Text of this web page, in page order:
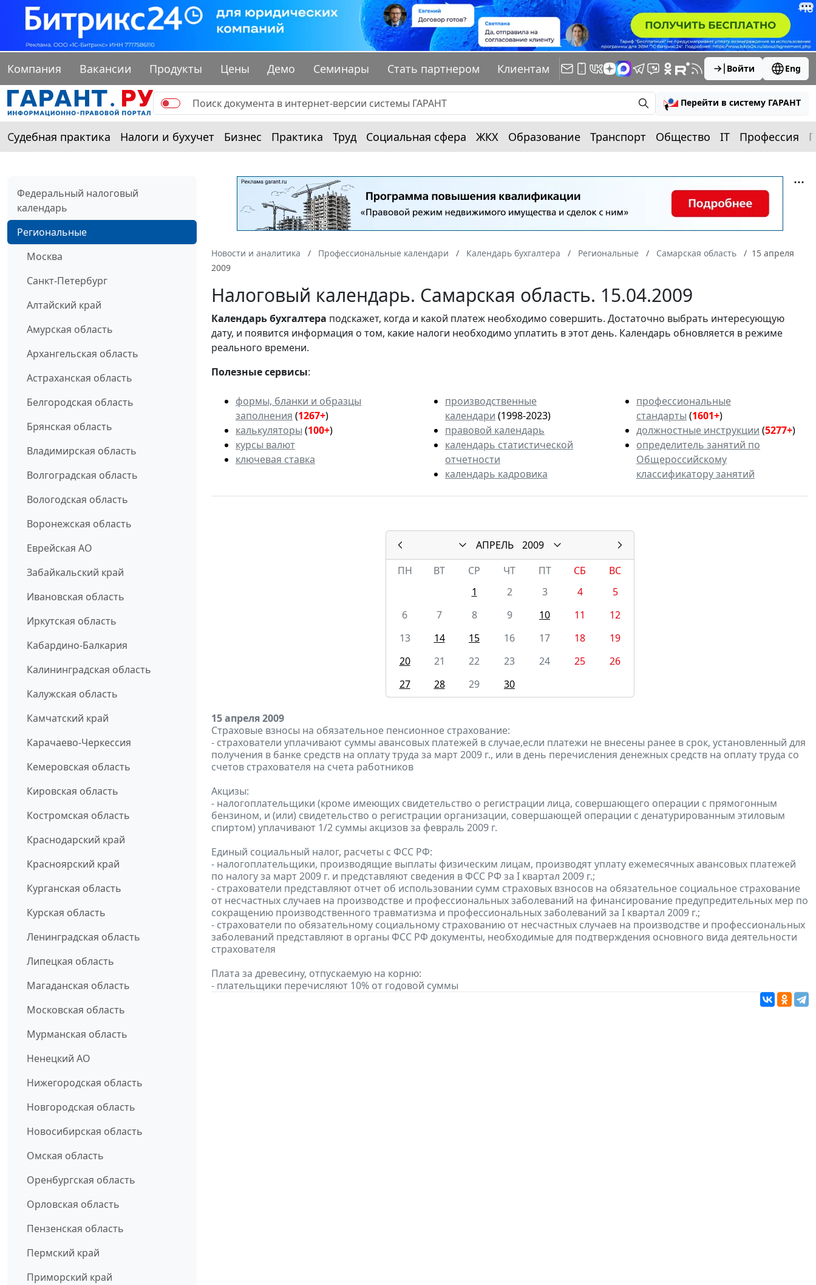
Компания Вакансии Продукты Цены Демо Семинары Стать партнером Клиентам Войти Eng
Перейти в систему ГАРАНТ
Судебная практика Налоги и бухучет Бизнес Практика Труд Социальная сфера ЖКХ Образование Транспорт Общество IT Профессия
Федеральный налоговый
календарь
Региональные
Москва
Санкт-Петербург
Алтайский край
Амурская область
Архангельская область
Астраханская область
Белгородская область
Брянская область
Владимирская область
Волгоградская область
Вологодская область
Воронежская область
Еврейская АО
Забайкальский край
Ивановская область
Иркутская область
Кабардино-Балкария
Калининградская область
Калужская область
Камчатский край
Карачаево-Черкессия
Кемеровская область
Кировская область
Костромская область
Краснодарский край
Красноярский край
Курганская область
Курская область
Ленинградская область
Липецкая область
Магаданская область
Московская область
Мурманская область
Ненецкий АО
Нижегородская область
Новгородская область
Новосибирская область
Омская область
Оренбургская область
Орловская область
Пензенская область
Пермский край
Приморский край
Новости и аналитика Профессиональные календари Календарь бухгалтера Региональные Самарская область
15 апреля
2009
Налоговый календарь. Самарская область. 15.04.2009
Календарьбухгалтера подскажет, когда и какой платеж необходимо совершить. Достаточно выбрать интересующую
дату, и появится информация о том, какие налоги необходимо уплатить в этот день. Календарь обновляется в режиме
реального времени.
Полезные сервисы:
формы, бланки и образцы
заполнения (1267+)
калькуляторы (100+)
курсы валют
ключевая ставка
производственные
календари (1998-2023)
правовой календарь
календарь статистической
отчетности
календарь кадровика
профессиональные
стандарты (1601+)
должностные инструкции (5277+)
определитель занятий по
Общероссийскому
классификатору занятий
АПРЕЛЬ
2009
ПН
ВТ СР ЧТ ПТ СБ
ВС
1
2 3 4
5
6
7 8 9 10 11
12
13
14 15 16 17 18
19
20
21 22 23 24 25
26
27
28 29 30
15 апреля 2009
Страховые взносы на обязательное пенсионное страхование:
- страхователи уплачивают суммы авансовых платежей в случае,если платежи не внесены ранее в срок, установленный для
получения в банке средств на оплату труда за март 2009 г., или в день перечисления денежных средств на оплату труда со
счетов страхователя на счета работников
Акцизы:
- налогоплательщики (кроме имеющих свидетельство о регистрации лица, совершающего операции с прямогонным
бензином, и (или) свидетельство о регистрации организации, совершающей операции с денатурированным этиловым
спиртом) уплачивают 1/2 суммы акцизов за февраль 2009 г.
Единый социальный налог, расчеты с ФСС РФ:
- налогоплательщики, производящие выплаты физическим лицам, производят уплату ежемесячных авансовых платежей
по налогу за март 2009 г. и представляют сведения в ФСС РФ за I квартал 2009 г.;
- страхователи представляют отчет об использовании сумм страховых взносов на обязательное социальное страхование
от несчастных случаев на производстве и профессиональных заболеваний на финансирование предупредительных мер по
сокращению производственного травматизма и профессиональных заболеваний за I квартал 2009 г.;
- страхователи по обязательному социальному страхованию от несчастных случаев на производстве и профессиональных
заболеваний представляют в органы ФСС РФ документы, необходимые для подтверждения основного вида деятельности
страхователя
Плата за древесину, отпускаемую на корню:
- плательщики перечисляют 10% от годовой суммы